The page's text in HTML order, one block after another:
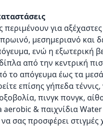
περιμένουν για
μεσημεριανό και
ενώ η εξωτερική
από την κεντρική
το απόγευμα έως τα
επίσης γήπεδα
πινγκ πονγκ,
aerobic & παιχνίδια
σας προσφέρει